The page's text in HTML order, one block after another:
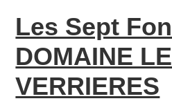
Les Sept
DOMAINE
VERRIERES